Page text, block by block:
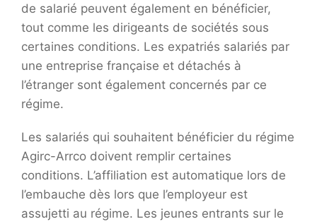
de salarié peuvent également en bénéficier,
tout comme les dirigeants de sociétés sous
certaines conditions. Les expatriés salariés par
une entreprise française et détachés à
l’étranger sont également concernés par ce
régime.
Les salariés qui souhaitent bénéficier du régime
Agirc-Arrco doivent remplir certaines
conditions. L’affiliation est automatique lors de
l’embauche dès lors que l’employeur est
assujetti au régime. Les jeunes entrants sur le